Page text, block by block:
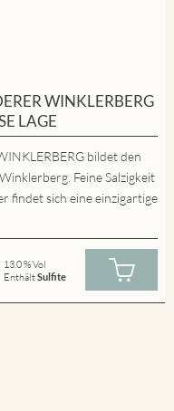
WINKLERBERG
LAGE
bildet den
Feine Salzigkeit
findet sich eine einzigartige
13.0 % Vol
EnthältSulfite